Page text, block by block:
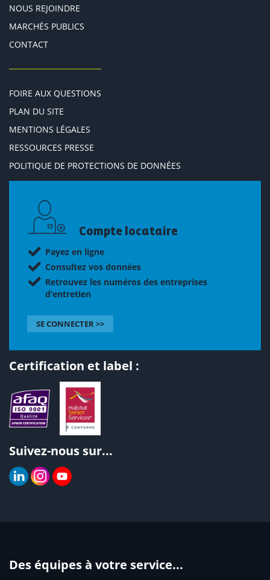
NOUS REJOINDRE
MARCHÉS PUBLICS
CONTACT
FOIRE AUX QUESTIONS
PLAN DU SITE
MENTIONS LÉGALES
RESSOURCES PRESSE
POLITIQUE DE PROTECTIONS DE DONNÉES
Compte locataire
Payez en ligne
Consultez vos données
Retrouvez les numéros des entreprises
d’entretien
SE CONNECTER >>
Certification et label :
Suivez-nous sur...
Des équipes à votre service...